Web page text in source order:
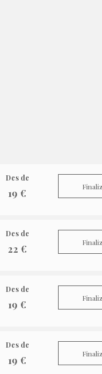
Des de
19 €
Des de
22 €
Des de
19 €
Des de
19 €